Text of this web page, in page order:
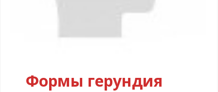
Формы герундия